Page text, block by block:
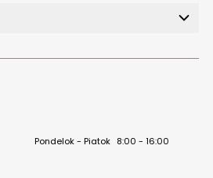
Pondelok - Piatok 8:00 - 16:00